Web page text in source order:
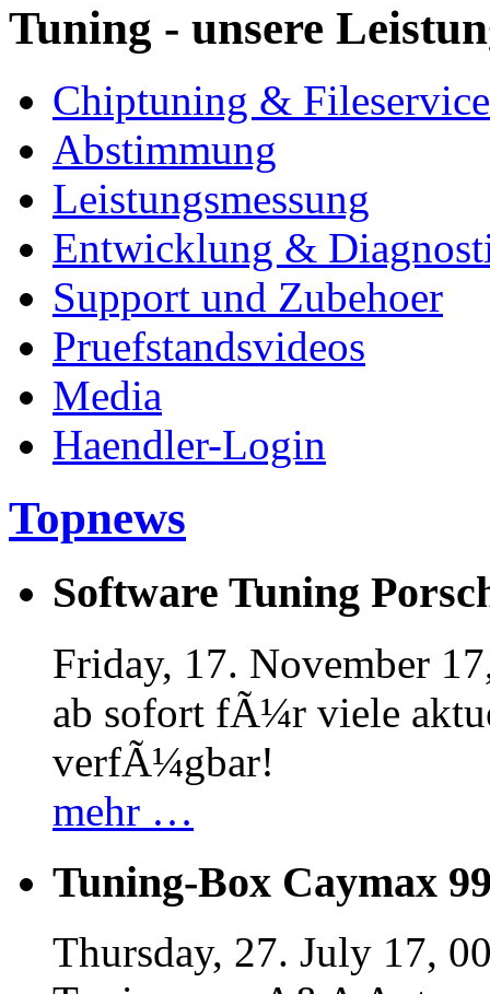
Tuning - unsere
Chiptuning & Fileservice
Abstimmung
Leistungsmessung
Entwicklung &
Support und Zubehoer
Pruefstandsvideos
Media
Haendler-Login
Topnews
Software Tuning
Friday, 17. November
ab sofort fÃ¼r viele
verfÃ¼gbar!
mehr …
Tuning-Box Caymax
Thursday, 27. July 17,